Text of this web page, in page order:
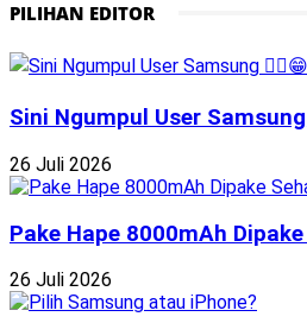
PILIHAN EDITOR
Sini Ngumpul User Samsung
26 Juli 2026
Pake Hape 8000mAh
26 Juli 2026